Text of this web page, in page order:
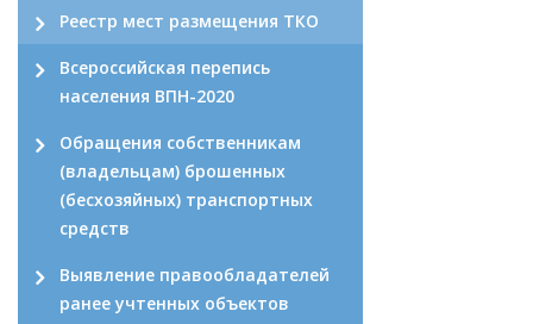
Реестр мест размещения ТКО
Всероссийская перепись
населения ВПН-2020
Обращения собственникам
(владельцам) брошенных
(бесхозяйных) транспортных
средств
Выявление правообладателей
ранее учтенных объектов